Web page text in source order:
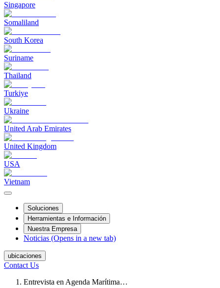
Singapore
Somaliland
South Korea
Suriname
Thailand
Turkiye
Ukraine
United Arab Emirates
United Kingdom
USA
Vietnam
Soluciones
Herramientas e Información
Nuestra Empresa
Noticias (Opens in a new tab)
ubicaciones
Contact Us
Entrevista en Agenda Marítima…